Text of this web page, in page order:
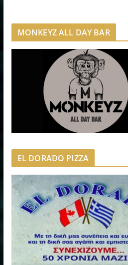
MONKEYZ ALL DAY BAR
EL DORADO PIZZA